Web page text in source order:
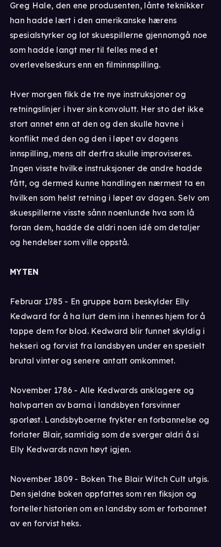
Greg Hale, den ene produsenten, lånte teknikker
han hadde lært i den amerikanske hærens
spesialstyrker og lot skuespillerne gjennomgå noe
som hadde langt mer til felles med et
overlevelseskurs enn en filminnspilling.
Hver morgen fikk de tre nye instruksjoner og
retningslinjer i hver sin konvolutt. Her sto det ikke
stort annet enn at den og den skulle havne i
konflikt med den og den i løpet av dagens
innspilling, mens alt derfra skulle improviseres.
Ingen visste hvilke instruksjoner de andre hadde
fått, og dermed kunne handlingen nærmest ta en
hvilken som helst retning i løpet av dagen. Selv om
skuespillerne visste sånn noenlunde hva som lå
foran dem, hadde de aldri noen idé om detaljer
og hendelser som ville oppstå.
MYTEN
Februar 1785 - En gruppe barn beskylder Elly
Kedward for å ha lurt dem inn i hennes hjem for å
tappe dem for blod. Kedward blir funnet skyldig i
hekseri og forvist fra landsbyen under en spesielt
brutal vinter og senere antatt omkommet.
November 1786 - Alle Kedwards anklagere og
halvparten av barna i landsbyen forsvinner
sporløst. Landsbyboerne frykter en forbannelse og
forlater Blair, samtidig som de sverger aldri å si
Elly Kedwards navn høyt igjen.
November 1809 - Boken The Blair Witch Cult utgis.
Den sjeldne boken oppfattes som ren fiksjon og
forteller historien om en landsby som er forbannet
av en forvist heks.